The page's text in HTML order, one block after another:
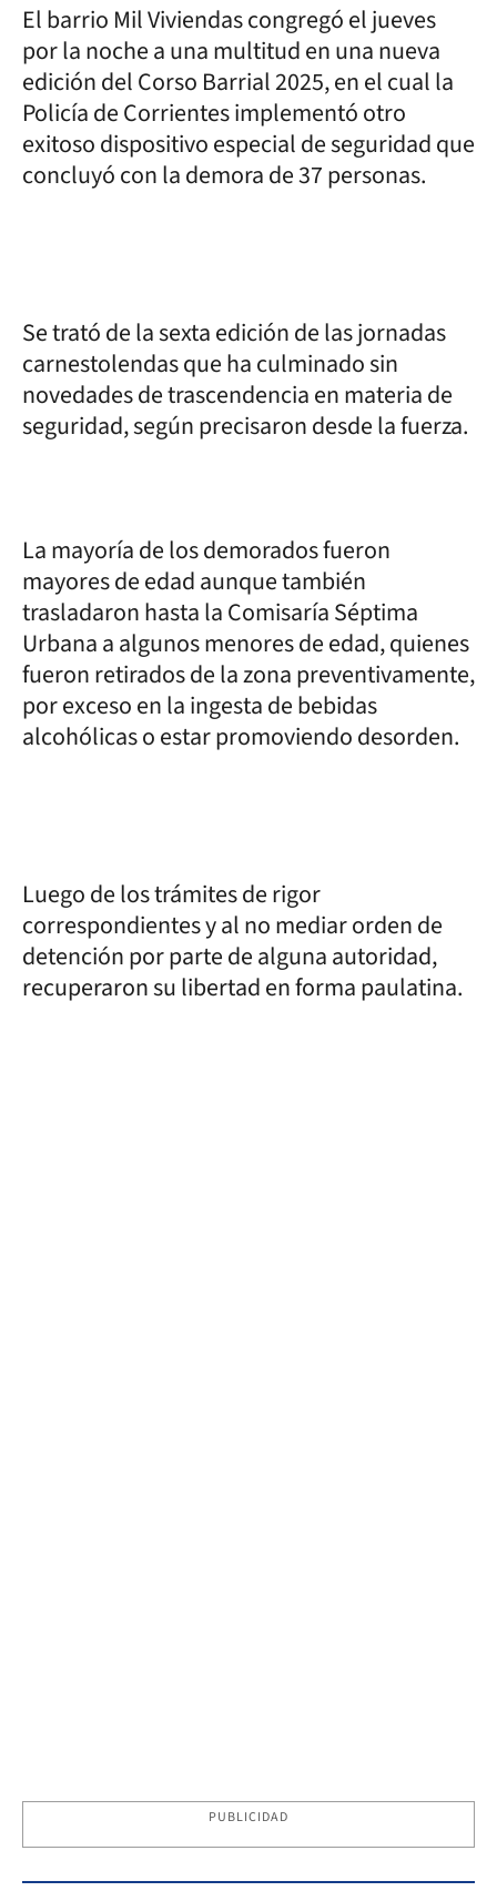
El barrio Mil Viviendas congregó el jueves
por la noche a una multitud en una nueva
edición del Corso Barrial 2025, en el cual la
Policía de Corrientes implementó otro
exitoso dispositivo especial de seguridad que
concluyó con la demora de 37 personas.
Se trató de la sexta edición de las jornadas
carnestolendas que ha culminado sin
novedades de trascendencia en materia de
seguridad, según precisaron desde la fuerza.
La mayoría de los demorados fueron
mayores de edad aunque también
trasladaron hasta la Comisaría Séptima
Urbana a algunos menores de edad, quienes
fueron retirados de la zona preventivamente,
por exceso en la ingesta de bebidas
alcohólicas o estar promoviendo desorden.
Luego de los trámites de rigor
correspondientes y al no mediar orden de
detención por parte de alguna autoridad,
recuperaron su libertad en forma paulatina.
PUBLICIDAD